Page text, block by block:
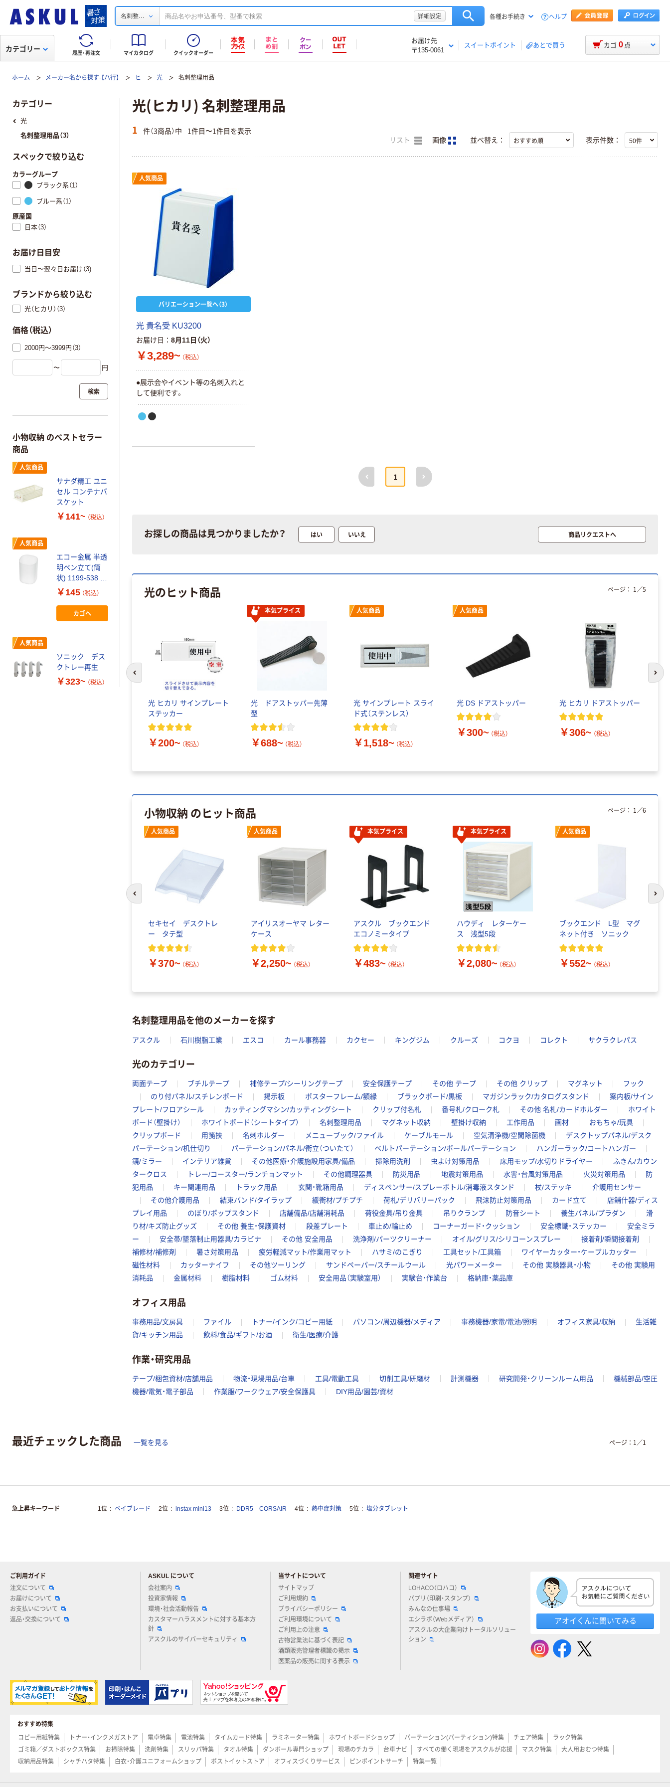
名刺整... 詳細設定 各種お手続き ヘルプ
履歴・再注文 マイカタログ クイックオーダー
お届け先
〒135-0061
スイートポイント あとで買う
カテゴリー カゴ 0 点
ホーム メーカー名から探す-【ハ行】 ヒ 光 名刺整理用品
光(ヒカリ) 名刺整理用品
1 件（3商品）中 1件目〜1件目を表示
リスト 画像 並べ替え： 表示件数：
人気商品
バリエーション一覧へ（3）
光 貴名受 KU3200
お届け日 8月11日（火）
￥3,289~ （税込）
●展示会やイベント等の名刺入れと
して便利です。
前へ
1
次へ
お探しの商品は見つかりましたか？ はい いいえ 商品リクエストへ
光のヒット商品
光 ヒカリ サインプレート
ステッカー
￥200~ （税込）
本気プライス
光 ドアストッパー先薄
型
￥688~ （税込）
人気商品
光 サインプレート スライ
ド式（ステンレス）
￥1,518~ （税込）
人気商品
光 DS ドアストッパー
￥300~ （税込）
光 ヒカリ ドアストッパー
￥306~ （税込）
ページ： 1 ／5
次
小物収納 のヒット商品
人気商品
セキセイ デスクトレ
ー タテ型
￥370~ （税込）
人気商品
アイリスオーヤマ レター
ケース
￥2,250~ （税込）
本気プライス
アスクル ブックエンド
エコノミータイプ
￥483~ （税込）
本気プライス
ハウディ レターケー
ス 浅型5段
￥2,080~ （税込）
人気商品
ブックエンド L型 マグ
ネット付き ソニック
￥552~ （税込）
ページ： 1 ／6
前のスライドへ 次
名刺整理用品を他のメーカーを探す
アスクル 石川樹脂工業 エスコ カール事務器 カクセー キングジム クルーズ コクヨ コレクト サクラクレパス
光のカテゴリー
両面テープ ブチルテープ 補修テープ/シーリングテープ 安全保護テープ その他 テープ その他 クリップ マグネット
フック
のり付パネル/スチレンボード
掲示板 ポスターフレーム/額縁 ブラックボード/黒板 マガジンラック/カタログスタンド
案内板/サイン
プレート/フロアシール
カッティングマシン/カッティングシート クリップ付名札 番号札/クローク札 その他 名札/カードホルダー
ホワイト
ボード（壁掛け）
ホワイトボード（シートタイプ） 名刺整理用品 マグネット収納 壁掛け収納 工作用品 画材
おもちゃ/玩具
クリップボード
用箋挟 名刺ホルダー メニューブック/ファイル ケーブルモール 空気清浄機/空間除菌機
デスクトップパネル/デスク
パーテーション/机仕切り
パーテーション/パネル/衝立（ついたて） ベルトパーテーション/ポールパーテーション
ハンガーラック/コートハンガー
鏡/ミラー
インテリア雑貨 その他医療・介護施設用家具/備品 掃除用洗剤 虫よけ対策用品 床用モップ/水切りドライヤー
ふきん/カウン
タークロス
トレー/コースター/ランチョンマット その他調理器具 防災用品 地震対策用品 水害・台風対策用品 火災対策用品
防
犯用品
キー関連用品 トラック用品 玄関・靴箱用品 ディスペンサー/スプレーボトル/消毒液スタンド 杖/ステッキ
介護用センサー
その他介護用品
結束バンド/タイラップ 緩衝材/プチプチ 荷札/デリバリーパック 飛沫防止対策用品 カード立て
店舗什器/ディス
プレイ用品
のぼり/ポップスタンド 店舗備品/店舗消耗品 荷役金具/吊り金具 吊りクランプ 防音シート 養生パネル/プラダン
滑
り材/キズ防止グッズ
その他 養生・保護資材 段差プレート 車止め/輪止め コーナーガード・クッション 安全標識・ステッカー
安全ミラ
ー
安全帯/墜落制止用器具/カラビナ その他 安全用品 洗浄剤/パーツクリーナー オイル/グリス/シリコーンスプレー
接着剤/瞬間接着剤
補修材/補修剤
暑さ対策用品 疲労軽減マット/作業用マット ハサミ/のこぎり 工具セット/工具箱
ワイヤーカッター・ケーブルカッター
磁性材料
カッターナイフ その他ツーリング サンドペーパー/スチールウール 光パワーメーター その他 実験器具・小物
その他 実験用
消耗品
金属材料 樹脂材料 ゴム材料 安全用品（実験室用） 実験台・作業台 格納庫・薬品庫
オフィス用品
事務用品/文房具 ファイル トナー/インク/コピー用紙 パソコン/周辺機器/メディア 事務機器/家電/電池/照明 オフィス家具/収納
生活雑
貨/キッチン用品
飲料/食品/ギフト/お酒 衛生/医療/介護
作業・研究用品
テープ/梱包資材/店舗用品 物流・現場用品/台車 工具/電動工具 切削工具/研磨材 計測機器 研究開発・クリーンルーム用品
機械部品/空圧
機器/電気・電子部品
作業服/ワークウェア/安全保護具 DIY用品/園芸/資材
カテゴリー
光
名刺整理用品（3）
スペックで絞り込む
カラーグループ
ブラック系（1）
ブルー系（1）
原産国
日本（3）
お届け日目安
当日〜翌々日お届け（3)
ブランドから絞り込む
光（ヒカリ）（3）
価格（税込）
2000円～3999円（3）
〜 円
検索
小物収納 のベストセラー
商品
人気商品
サナダ精工 ユニ
セル コンテナバ
スケット
￥141~ （税込）
人気商品
エコー金属 半透
明ペン立て(筒
状) 1199-538 1
個
￥145 （税込）
カゴへ
人気商品
ソニック デス
クトレー再生
￥323~ （税込）
最近チェックした商品 一覧を見る ページ： 1 ／1
急上昇キーワード 1位 ベイブレード 2位 instax mini13 3位 DDR5 CORSAIR 4位 熱中症対策 5位 塩分タブレット
ご利用ガイド
注文について
お届けについて
お支払いについて
返品・交換について
ASKUL について
会社案内
投資家情報
環境・社会活動報告
カスタマーハラスメントに対する基本方
針
アスクルのサイバーセキュリティ
当サイトについて
サイトマップ
ご利用規約
プライバシーポリシー
ご利用環境について
ご利用上の注意
古物営業法に基づく表記
酒類販売管理者標識の掲示
医薬品の販売に関する表示
関連サイト
LOHACO（ロハコ）
パプリ（印刷・スタンプ）
みんなの仕事場
エシラボ（Webメディア）
アスクルの大企業向けトータルソリュー
ション
アオイくんに聞いてみる
おすすめ特集
コピー用紙特集
トナー・インクメガストア 電卓特集 電池特集 タイムカード特集 ラミネーター特集 ホワイトボードショップ パーテーション(パーティション)特集 チェア特集
ラック特集
ゴミ箱／ダストボックス特集
お掃除特集 洗剤特集 スリッパ特集 タオル特集 ダンボール専門ショップ 現場のチカラ 台車ナビ すべての働く現場をアスクルが応援 マスク特集
大人用おむつ特集
収納用品特集
シャチハタ特集 白衣・介護ユニフォームショップ ポストイットストア オフィスづくりサービス ピンポイントサーチ 特集一覧